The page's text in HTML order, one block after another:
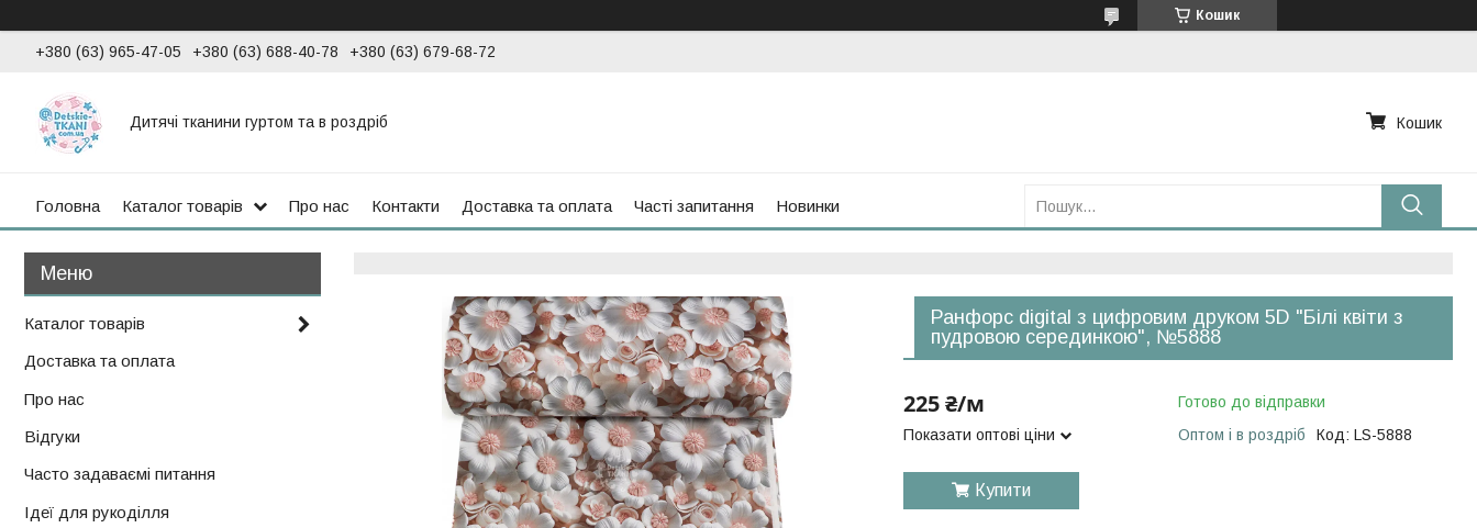
Кошик
+380 (63) 965-47-05 +380 (63) 688-40-78 +380 (63) 679-68-72
Дитячі тканини гуртом та в роздріб Кошик
Головна Каталог товарів Про нас Контакти Доставка та оплата Часті запитання Новинки
Ранфорс digital з цифровим друком 5D "Білі квіти з
пудровою серединкою", №5888
225 ₴/м
Показати оптові ціни
Готово до відправки
Оптом і в роздріб
Код: LS-5888
Купити
Каталог товарів
Доставка та оплата
Про нас
Відгуки
Часто задаваємі питання
Ідеї для рукоділля